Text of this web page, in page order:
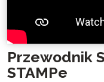
Przewodnik
STAMPe